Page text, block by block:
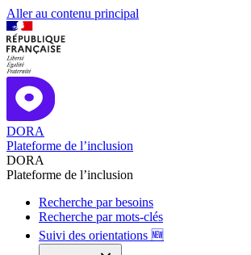
Aller au contenu principal
DORA
Plateforme de l’inclusion
DORA
Plateforme de l’inclusion
Recherche par besoins
Recherche par mots-clés
Suivi des orientations 🆕